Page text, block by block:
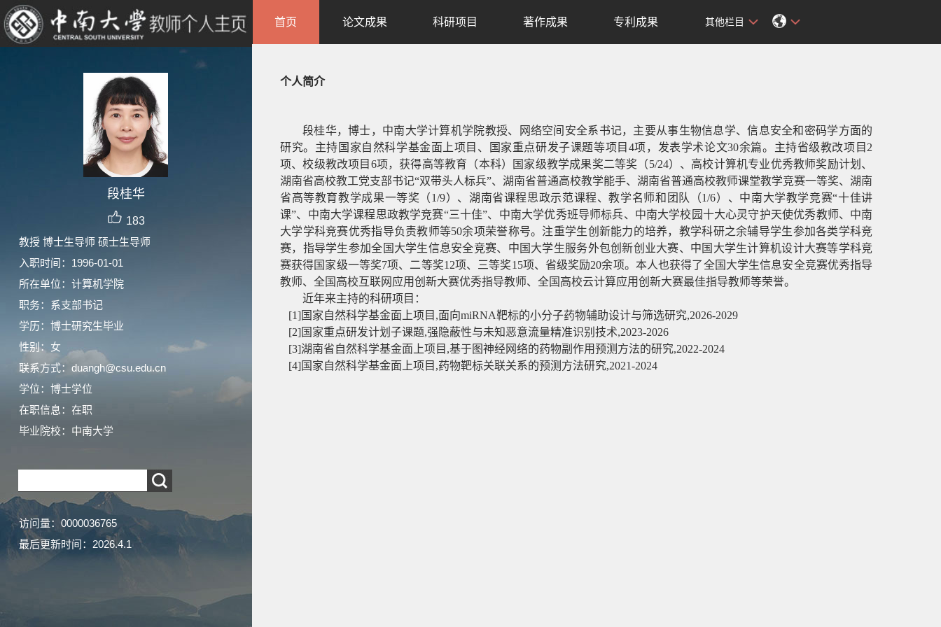
段桂华
183
教授 博士生导师 硕士生导师
入职时间：1996-01-01
所在单位：计算机学院
职务：系支部书记
学历：博士研究生毕业
性别：女
联系方式：duangh@csu.edu.cn
学位：博士学位
在职信息：在职
毕业院校：中南大学
访问量： 0000036765
最后更新时间： 2026.4.1
首页 论文成果 科研项目 著作成果 专利成果 其他栏目
个人简介
段桂华，博士，中南大学计算机学院教授、网络空间安全系书记，主要从事生物信息学、信息安全和密码学方面的
研究。主持国家自然科学基金面上项目、国家重点研发子课题等项目 4项，发表学术论文30余篇。主持省级教改项目2
项、校级教改项目6项，获得高等教育（本科）国家级教学成果奖二等奖（5/24）、高校计算机专业优秀教师奖励计划、
湖南省高校教工党支部书记“双带头人标兵”、湖南省普通高校教学能手、湖南省普通高校教师课堂教学竞赛一等奖、湖南
省高等教育教学成果一等奖（1/9）、湖南省课程思政示范课程、教学名师和团队（1/6）、中南大学教学竞赛“十佳讲
课”、中南大学课程思政教学竞赛“三十佳”、中南大学优秀班导师标兵、中南大学校园十大心灵守护天使优秀教师、中南
大学学科竞赛优秀指导负责教师等50余项荣誉称号。注重学生创新能力的培养，教学科研之余辅导学生参加各类学科竞
赛，指导学生参加全国大学生信息安全竞赛、中国大学生服务外包创新创业大赛、中国大学生计算机设计大赛等学科竞
赛获得国家级一等奖7项、二等奖12项、三等奖15项、省级奖励20余项。本人也获得了全国大学生信息安全竞赛优秀指导
教师、全国高校互联网应用创新大赛优秀指导教师、全国高校云计算应用创新大赛最佳指导教师等荣誉。
近年来主持的科研项目：
[1]国家自然科学基金面上项目,面向miRNA靶标的小分子药物辅助设计与筛选研究,2026-2029
[2]国家重点研发计划子课题,强隐蔽性与未知恶意流量精准识别技术,2023-2026
[3]湖南省自然科学基金面上项目,基于图神经网络的药物副作用预测方法的研究,2022-2024
[4]国家自然科学基金面上项目,药物靶标关联关系的预测方法研究,2021-2024